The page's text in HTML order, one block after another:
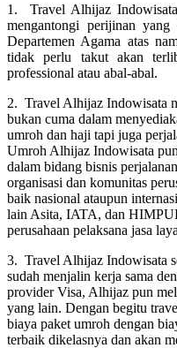
1. Travel Alhijaz
mengantongi perijinan
Departemen Agama atas
tidak perlu takut akan
professional atau abal-abal.
2. Travel Alhijaz Indowisata
bukan cuma dalam
umroh dan haji tapi juga
Umroh Alhijaz Indowisata
dalam bidang bisnis
organisasi dan komunitas
baik nasional ataupun
lain Asita, IATA, dan
perusahaan pelaksana jasa
3. Travel Alhijaz Indowisata
sudah menjalin kerja sama
provider Visa, Alhijaz pun
yang lain. Dengan begitu
biaya paket umroh dengan
terbaik dikelasnya dan akan